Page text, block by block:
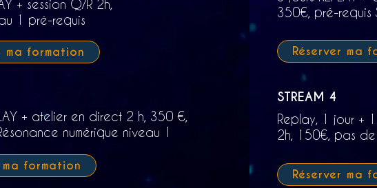
+ session Q/R 2h,
1 pré-requis
ma formation
+ atelier en direct 2 h, 350 €,
numérique niveau 1
ma formation
350€, pré-requis
Réserver ma
STREAM 4
Replay, 1 jour +
2h,
150€, pas de
Réserver ma